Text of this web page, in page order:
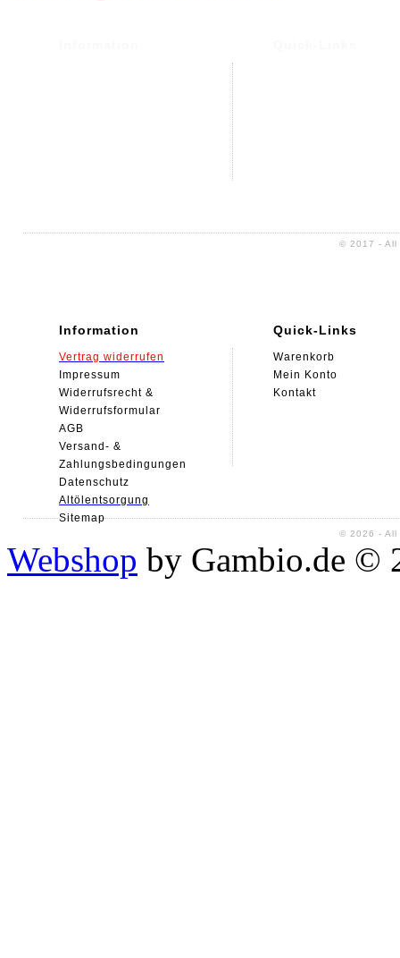
© 2017 - All
Information
Vertrag widerrufen
Impressum
Widerrufsrecht &
Widerrufsformular
AGB
Versand- &
Zahlungsbedingungen
Datenschutz
Altölentsorgung
Sitemap
Quick-Links
Warenkorb
Mein Konto
Kontakt
© 2026 - All
Webshop by Gambio.de ©